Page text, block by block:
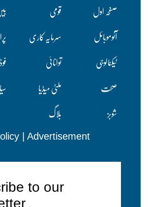
صفحہ اول قومی
آٹوموبائل
سرمایہ کاری
ٹیکنالوجی
توانائی
صحت
ملٹی میڈیا
شوبز
بلاگ
Advertisement
to our